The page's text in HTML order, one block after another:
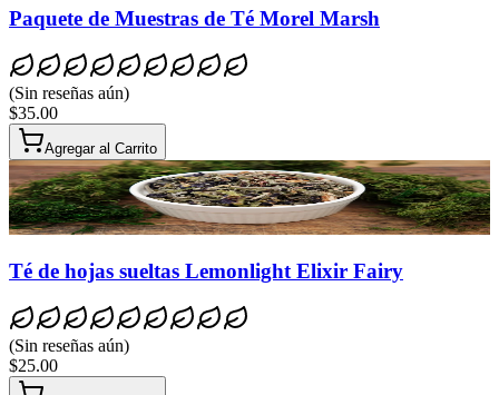
Paquete de Muestras de Té Morel Marsh
(Sin reseñas aún)
$35.00
Agregar al Carrito
Té de hojas sueltas Lemonlight Elixir Fairy
(Sin reseñas aún)
$25.00